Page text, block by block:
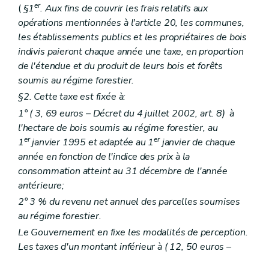
Art. 197
Art. 198
Art. 199
Titre XV – Décret du 16 février 1995, art. 4, al.1
Art. 200
Titre XVI De l'inventaire permanent des ressources ligneuses en Région wallonne
Art. 201
Art. 202
Art. 203
Art. 204
Art. 205
Art. 206
Art. 207
Art. 208
( §1er. Aux fins de couvrir les frais relatifs aux
opérations mentionnées à l'article 20, les communes,
les établissements publics et les propriétaires de bois
indivis paieront chaque année une taxe, en proportion
de l'étendue et du produit de leurs bois et forêts
soumis au régime forestier.
§2. Cette taxe est fixée à:
1° (3, 69 euros – Décret du 4 juillet 2002, art. 8) à
l'hectare de bois soumis au régime forestier, au
1erjanvier 1995 et adaptée au 1erjanvier de chaque
année en fonction de l'indice des prix à la
consommation atteint au 31 décembre de l'année
antérieure;
2° 3 % du revenu net annuel des parcelles soumises
au régime forestier.
Le Gouvernement en fixe les modalités de perception.
Les taxes d'un montant inférieur à (12, 50 euros –